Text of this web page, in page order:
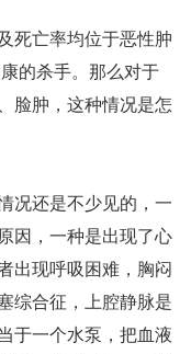
死亡率均位于恶性肿
的杀手。那么对于
脸肿，这种情况是怎
况还是不少见的，一
因，一种是出现了心
出现呼吸困难，胸闷
综合征，上腔静脉是
于一个水泵，把血液